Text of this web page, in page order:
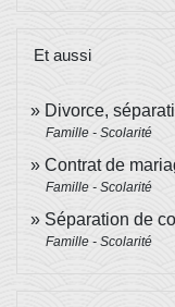
Et aussi
Divorce,
Famille - Scolarité
Contrat de
Famille - Scolarité
Séparation de
Famille - Scolarité